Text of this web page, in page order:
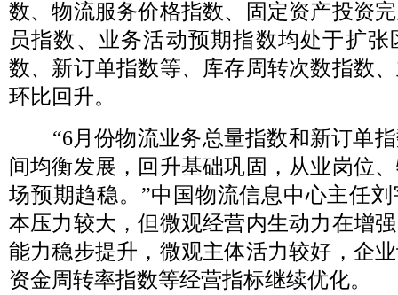
数、物流服务价格指数、固定资产投资
员指数、业务活动预期指数均处于扩
数、新订单指数等、库存周转次数指数
环比回升。
“6月份物流业务总量指数和新订单指
间均衡发展，回升基础巩固，从业岗位
场预期趋稳。”中国物流信息中心主任
本压力较大，但微观经营内生动力在增
能力稳步提升，微观主体活力较好，企
资金周转率指数等经营指标继续优化。